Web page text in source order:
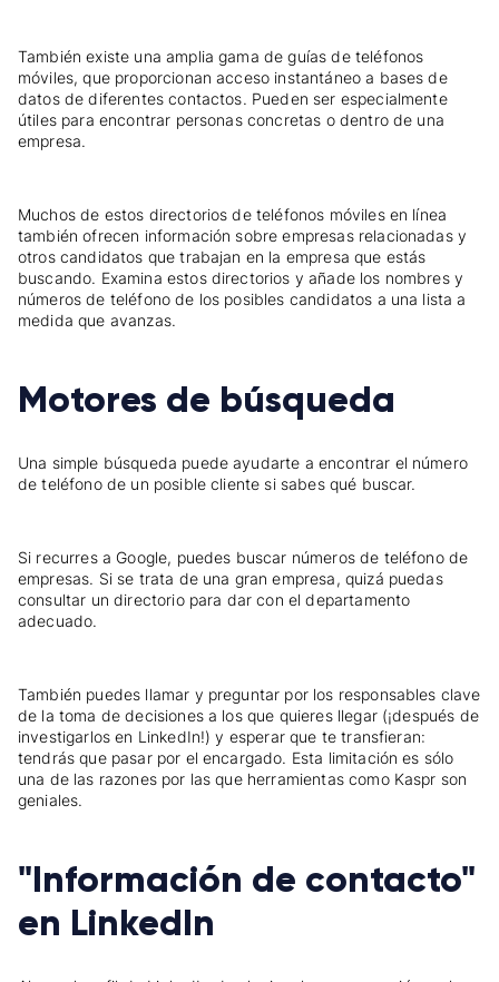
También existe una amplia gama de guías de teléfonos
móviles, que proporcionan acceso instantáneo a bases de
datos de diferentes contactos. Pueden ser especialmente
útiles para encontrar personas concretas o dentro de una
empresa.
Muchos de estos directorios de teléfonos móviles en línea
también ofrecen información sobre empresas relacionadas y
otros candidatos que trabajan en la empresa que estás
buscando. Examina estos directorios y añade los nombres y
números de teléfono de los posibles candidatos a una lista a
medida que avanzas.
Motores de búsqueda
Una simple búsqueda puede ayudarte a encontrar el número
de teléfono de un posible cliente si sabes qué buscar.
Si recurres a Google, puedes buscar números de teléfono de
empresas. Si se trata de una gran empresa, quizá puedas
consultar un directorio para dar con el departamento
adecuado.
También puedes llamar y preguntar por los responsables clave
de la toma de decisiones a los que quieres llegar (¡después de
investigarlos en LinkedIn!) y esperar que te transfieran:
tendrás que pasar por el encargado. Esta limitación es sólo
una de las razones por las que herramientas como Kaspr son
geniales.
"Información de contacto"
en LinkedIn